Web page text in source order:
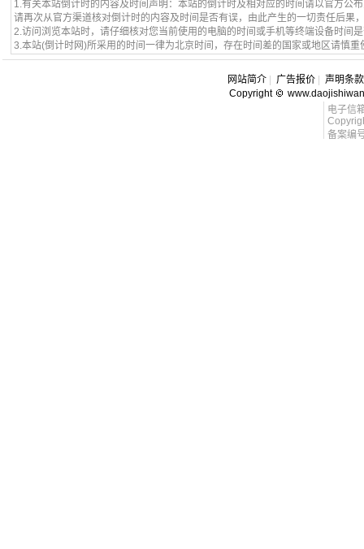
1.有关本站倒计时的内容及时间声明：本站的倒计时及相对应的时间请以官方公
请再次从官方渠道核对倒计时的内容及时间是否有误，由此产生的一切责任后果
2.访问浏览本站时，请仔细核对您当前使用的电脑的时间或手机等终端设备时间
3.本站(倒计时网)所采用的时间一律为北京时间，存在时间差的国家或地区请慎重
网站简介 广告报价
声明条款
Copyright
电子信
备案编